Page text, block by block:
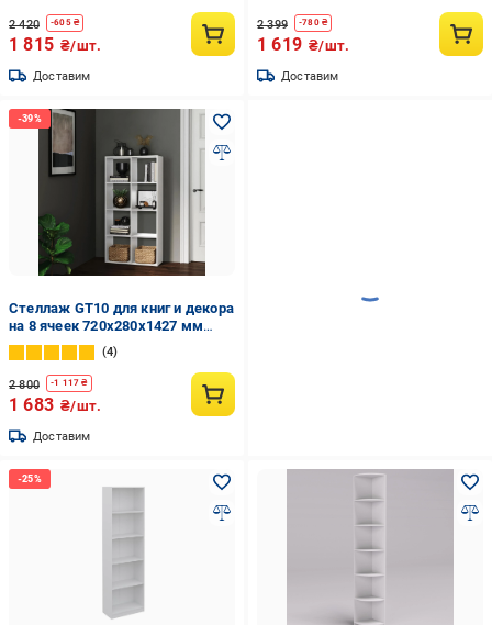
2 420 -605₴
1 815 ₴/шт.
Доставим
2 399 -780₴
1 619 ₴/шт.
Доставим
Стеллаж GT10 для книг и декора
на 8 ячеек 720х280х1427 мм
ДСП 16 мм Белый (20320156)
4
2 800 -1 117 ₴
1 683 ₴/шт.
Доставим